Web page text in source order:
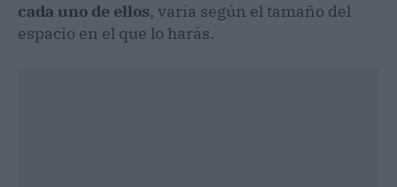
cada uno de ellos, varía según el tamaño del
espacio en el que lo harás.